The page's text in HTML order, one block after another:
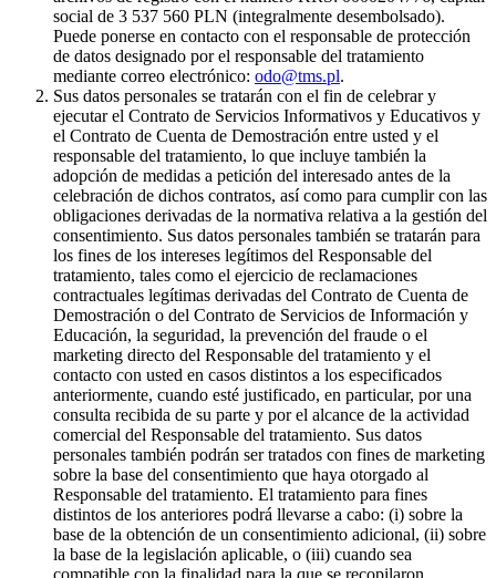
social de 3 537 560 PLN (integralmente desembolsado).
Puede ponerse en contacto con el responsable de protección
de datos designado por el responsable del tratamiento
mediante correo electrónico: odo@tms.pl.
Sus datos personales se tratarán con el fin de celebrar y
ejecutar el Contrato de Servicios Informativos y Educativos y
el Contrato de Cuenta de Demostración entre usted y el
responsable del tratamiento, lo que incluye también la
adopción de medidas a petición del interesado antes de la
celebración de dichos contratos, así como para cumplir con las
obligaciones derivadas de la normativa relativa a la gestión del
consentimiento. Sus datos personales también se tratarán para
los fines de los intereses legítimos del Responsable del
tratamiento, tales como el ejercicio de reclamaciones
contractuales legítimas derivadas del Contrato de Cuenta de
Demostración o del Contrato de Servicios de Información y
Educación, la seguridad, la prevención del fraude o el
marketing directo del Responsable del tratamiento y el
contacto con usted en casos distintos a los especificados
anteriormente, cuando esté justificado, en particular, por una
consulta recibida de su parte y por el alcance de la actividad
comercial del Responsable del tratamiento. Sus datos
personales también podrán ser tratados con fines de marketing
sobre la base del consentimiento que haya otorgado al
Responsable del tratamiento. El tratamiento para fines
distintos de los anteriores podrá llevarse a cabo: (i) sobre la
base de la obtención de un consentimiento adicional, (ii) sobre
la base de la legislación aplicable, o (iii) cuando sea
compatible con la finalidad para la que se recopilaron